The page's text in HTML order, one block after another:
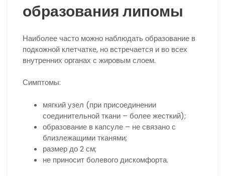
образования липомы
Наиболее часто можно наблюдать образование в
подкожной клетчатке, но встречается и во всех
внутренних органах с жировым слоем.
Симптомы:
мягкий узел (при присоединении
соединительной ткани – более жесткий);
образование в капсуле – не связано с
близлежащими тканями;
размер до 2 см;
не приносит болевого дискомфорта.